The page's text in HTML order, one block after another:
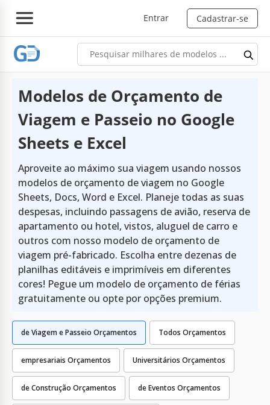
Entrar Cadastrar-se
Modelos de Orçamento de
Viagem e Passeio no Google
Sheets e Excel
Aproveite ao máximo sua viagem usando nossos
modelos de orçamento de viagem no Google
Sheets, Docs, Word e Excel. Planeje todas as suas
despesas, incluindo passagens de avião, reserva de
apartamento ou hotel, vistos, aluguel de carro e
outros com nosso modelo de orçamento de
viagem pré-fabricado. Escolha entre dezenas de
planilhas editáveis e imprimíveis em diferentes
cores! Pegue um modelo de orçamento de férias
gratuitamente ou opte por opções premium.
Todos Orçamentos
empresariais Orçamentos Universitários Orçamentos
de Construção Orçamentos de Eventos Orçamentos
de Viagem e Passeio Orçamentos